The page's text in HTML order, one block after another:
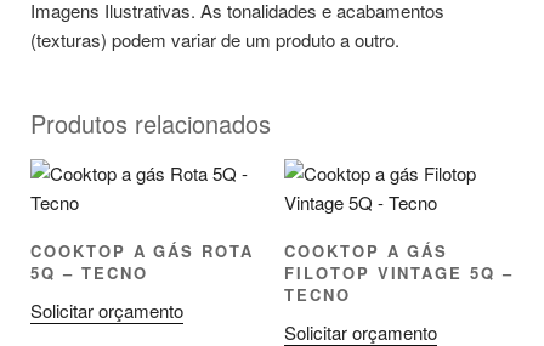
Imagens Ilustrativas. As tonalidades e acabamentos
(texturas) podem variar de um produto a outro.
Produtos relacionados
COOKTOP A GÁS ROTA
5Q – TECNO
Solicitar orçamento
COOKTOP A GÁS
FILOTOP VINTAGE 5Q –
TECNO
Solicitar orçamento